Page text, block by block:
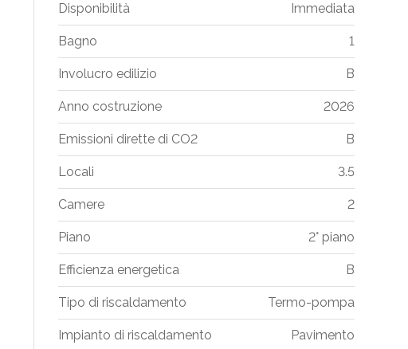
Disponibilità Immediata
Bagno 1
Involucro edilizio B
Anno costruzione 2026
Emissioni dirette di CO2 B
Locali 3.5
Camere 2
Piano 2° piano
Efficienza energetica B
Tipo di riscaldamento Termo-pompa
Impianto di riscaldamento Pavimento